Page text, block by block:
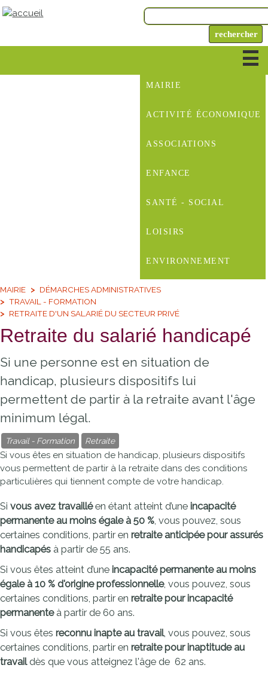
MAIRIE
ACTIVITÉ ÉCONOMIQUE
ASSOCIATIONS
ENFANCE
SANTÉ - SOCIAL
LOISIRS
ENVIRONNEMENT
MAIRIE
DÉMARCHES ADMINISTRATIVES
TRAVAIL - FORMATION
RETRAITE D'UN SALARIÉ DU SECTEUR PRIVÉ
Retraite du salarié handicapé
Si une personne est en situation de
handicap, plusieurs dispositifs lui
permettent de partir à la retraite avant l'âge
minimum légal.
Travail - Formation Retraite
Si vous êtes en situation de handicap, plusieurs dispositifs
vous permettent de partir à la retraite dans des conditions
particulières qui tiennent compte de votre handicap.
Si vous avez travailléen étant atteint d’une incapacité
permanente au moins égale à 50 %, vous pouvez, sous
certaines conditions, partir en retraite anticipée pour assurés
handicapés à partir de 55 ans.
Si vous êtes atteint d’une incapacité permanente au moins
égale à 10 % d'origine professionnelle, vous pouvez, sous
certaines conditions, partir en retraite pour incapacité
permanenteà partir de 60 ans.
Si vous êtes reconnu inapte au travail, vous pouvez, sous
certaines conditions, partir en retraite pour inaptitude au
travaildès que vous atteignez l'âge de 62 ans.